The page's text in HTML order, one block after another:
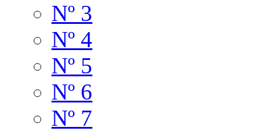
Nº 3
Nº 4
Nº 5
Nº 6
Nº 7